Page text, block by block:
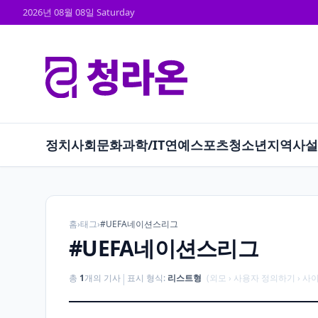
2026년 08월 08일 Saturday
정치사회문화과학/IT연예스포츠청소년지역사
홈›태그›#UEFA네이션스리그
#UEFA네이션스리그
총 1개의 기사 | 표시 형식: 리스트형 (외모 › 사용자 정의하기 › 사